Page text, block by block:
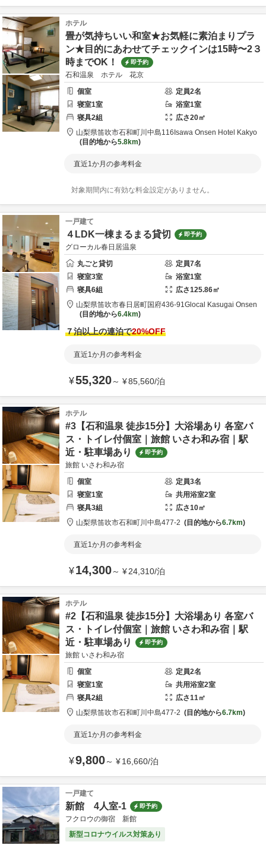
ホテル
畳が気持ちいい和室★お気軽に素泊まりプラ
ン★目的にあわせてチェックインは15時〜2３
時までOK！
即予約
石和温泉 ホテル 花京
個室
定員2名
寝室1室 浴室1室
寝具2組 広さ20㎡
山梨県笛吹市石和町川中島116 Isawa Onsen Hotel Kakyo
目的地から5.8km
直近1か月の参考料金
対象期間内に有効な料金設定がありません。
一戸建て
４LDK一棟まるまる貸切 即予約
グローカル春日居温泉
丸ごと貸切
定員7名
寝室3室 浴室1室
寝具6組 広さ125.86㎡
山梨県笛吹市春日居町国府436-91Glocal Kasugai Onsen
目的地から6.4km
７泊以上の連泊で20%OFF
直近1か月の参考料金
¥55,320～ ¥85,560/泊
ホテル
#3【石和温泉 徒歩15分】大浴場あり 各室バ
ス・トイレ付個室｜旅館 いさわ和み宿｜駅
近・駐車場あり
即予約
旅館 いさわ和み宿
個室
定員3名
寝室1室 共用浴室2室
寝具3組 広さ10㎡
山梨県笛吹市石和町川中島477-2 目的地から6.7km
直近1か月の参考料金
¥14,300～ ¥24,310/泊
ホテル
#2【石和温泉 徒歩15分】大浴場あり 各室バ
ス・トイレ付個室｜旅館 いさわ和み宿｜駅
近・駐車場あり
即予約
旅館 いさわ和み宿
個室
定員2名
寝室1室 共用浴室2室
寝具2組 広さ11㎡
山梨県笛吹市石和町川中島477-2 目的地から6.7km
直近1か月の参考料金
¥9,800～ ¥16,660/泊
一戸建て
新館 4人室-1 即予約
フクロウの御宿 新館
新型コロナウイルス対策あり